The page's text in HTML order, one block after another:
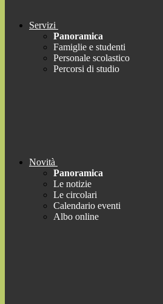
Servizi
Panoramica
Famiglie e studenti
Personale scolastico
Percorsi di studio
Novità
Panoramica
Le notizie
Le circolari
Calendario eventi
Albo online